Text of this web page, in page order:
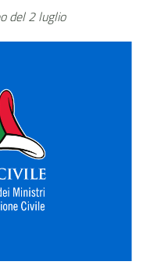
del 2 luglio